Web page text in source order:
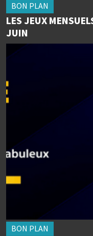
BON PLAN
LES JEUX
JUIN
BON PLAN